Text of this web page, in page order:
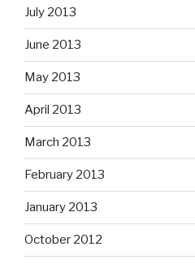
July 2013
June 2013
May 2013
April 2013
March 2013
February 2013
January 2013
October 2012